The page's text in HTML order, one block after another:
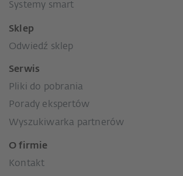
Systemy smart
Sklep
Odwiedź sklep
Serwis
Pliki do pobrania
Porady ekspertów
Wyszukiwarka partnerów
O firmie
Kontakt